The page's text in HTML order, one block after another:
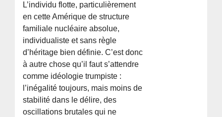
L’individu flotte, particulièrement
en cette Amérique de structure
familiale nucléaire absolue,
individualiste et sans règle
d’héritage bien définie. C’est donc
à autre chose qu’il faut s’attendre
comme idéologie trumpiste :
l’inégalité toujours, mais moins de
stabilité dans le délire, des
oscillations brutales qui ne